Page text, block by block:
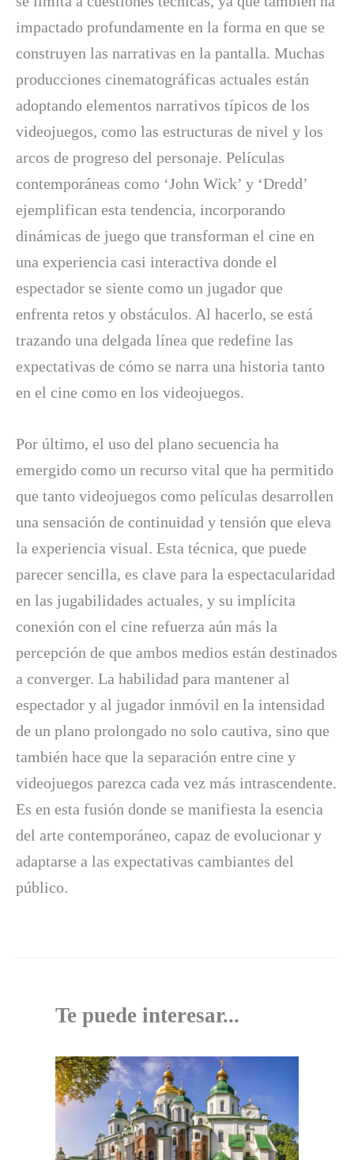
impactado profundamente en la forma en que se
construyen las narrativas en la pantalla. Muchas
producciones cinematográficas actuales están
adoptando elementos narrativos típicos de los
videojuegos, como las estructuras de nivel y los
arcos de progreso del personaje. Películas
contemporáneas como ‘John Wick’ y ‘Dredd’
ejemplifican esta tendencia, incorporando
dinámicas de juego que transforman el cine en
una experiencia casi interactiva donde el
espectador se siente como un jugador que
enfrenta retos y obstáculos. Al hacerlo, se está
trazando una delgada línea que redefine las
expectativas de cómo se narra una historia tanto
en el cine como en los videojuegos.
Por último, el uso del plano secuencia ha
emergido como un recurso vital que ha permitido
que tanto videojuegos como películas desarrollen
una sensación de continuidad y tensión que eleva
la experiencia visual. Esta técnica, que puede
parecer sencilla, es clave para la espectacularidad
en las jugabilidades actuales, y su implícita
conexión con el cine refuerza aún más la
percepción de que ambos medios están destinados
a converger. La habilidad para mantener al
espectador y al jugador inmóvil en la intensidad
de un plano prolongado no solo cautiva, sino que
también hace que la separación entre cine y
videojuegos parezca cada vez más intrascendente.
Es en esta fusión donde se manifiesta la esencia
del arte contemporáneo, capaz de evolucionar y
adaptarse a las expectativas cambiantes del
público.
Te puede interesar...